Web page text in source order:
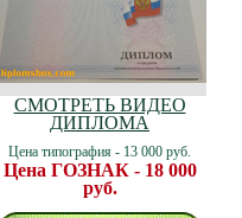
СМОТРЕТЬ ВИДЕО
ДИПЛОМА
Цена типография - 13 000 руб.
Цена ГОЗНАК - 18 000
руб.